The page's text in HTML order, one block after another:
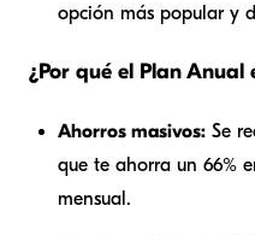
opción más popular y
¿Por qué el Plan Anual
Ahorros masivos: Se
que te ahorra un 66%
mensual.